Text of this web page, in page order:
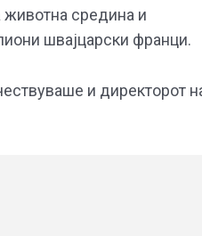
животна средина и
швајцарски франци.
и директорот